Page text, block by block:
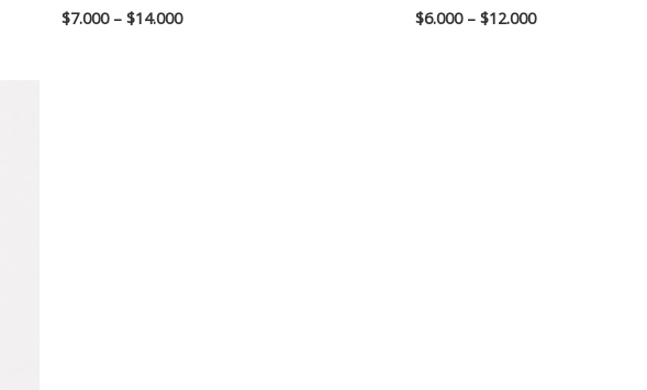
Valorado
en
$7.000–$14.000
Valorado
en
$6.000– $12.000